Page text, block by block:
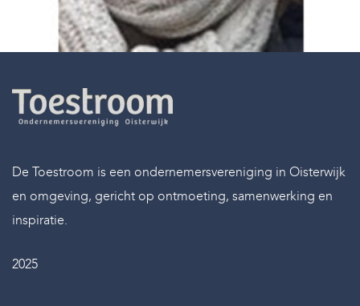
De Toestroom is een ondernemersvereniging in Oisterwijk
en omgeving, gericht op ontmoeting, samenwerking en
inspiratie.
2025